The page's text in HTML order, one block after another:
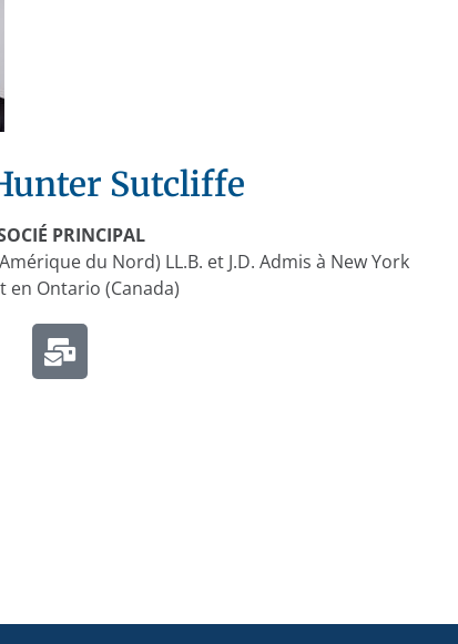
Sutcliffe
PRINCIPAL
du Nord) LL.B. et J.D. Admis à New York
en Ontario (Canada)